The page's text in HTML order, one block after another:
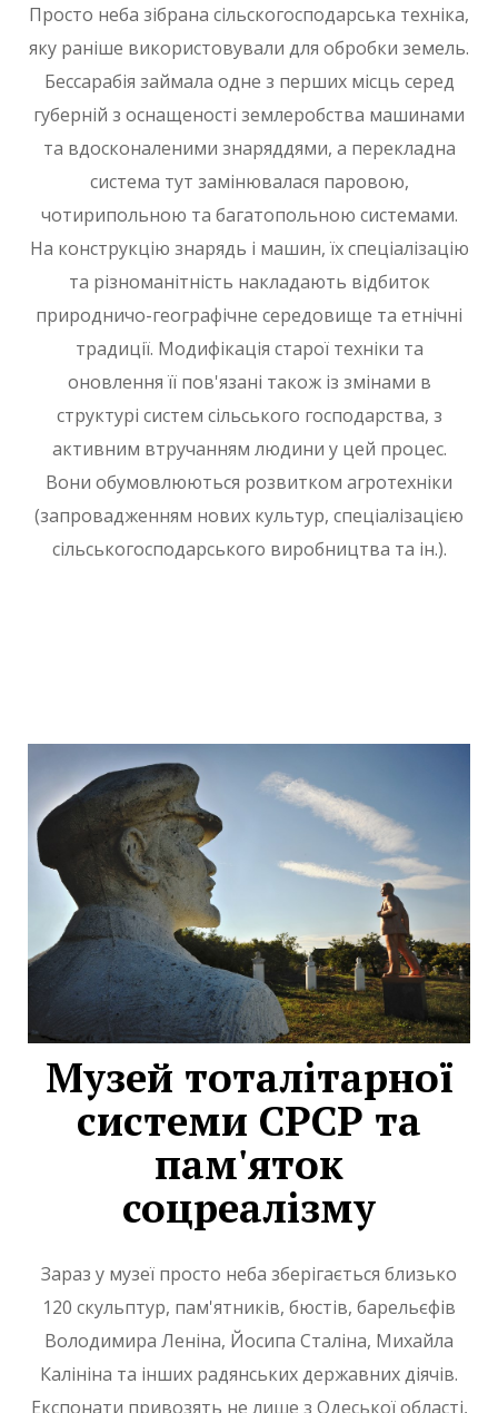
Просто неба зібрана сільскогосподарська техніка,
яку раніше використовували для обробки земель.
Бессарабія займала одне з перших місць серед
губерній з оснащеності землеробства машинами
та вдосконаленими знаряддями, а перекладна
система тут замінювалася паровою,
чотирипольною та багатопольною системами.
На конструкцію знарядь і машин, їх спеціалізацію
та різноманітність накладають відбиток
природничо-географічне середовище та етнічні
традиції. Модифікація старої техніки та
оновлення її пов'язані також із змінами в
структурі систем сільського господарства, з
активним втручанням людини у цей процес.
Вони обумовлюються розвитком агротехніки
(запровадженням нових культур, спеціалізацією
сільськогосподарського виробництва та ін.).
Музей тоталітарної
системи СРСР та
пам'яток
соцреалізму
Зараз у музеї просто неба зберігається близько
120 скульптур, пам'ятників, бюстів, барельєфів
Володимира Леніна, Йосипа Сталіна, Михайла
Калініна та інших радянських державних діячів.
Експонати привозять не лише з Одеської області,